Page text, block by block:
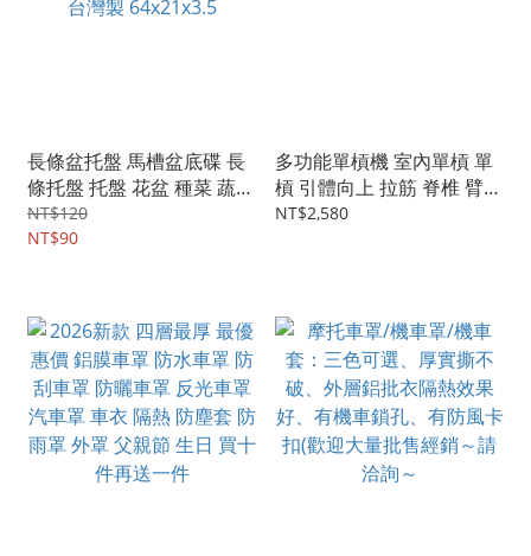
長條盆托盤 馬槽盆底碟 長
條托盤 托盤 花盆 種菜 蔬菜
加厚PP 耐熱耐酸鹼材質 台
灣製 64x21x3.5
NT$120
NT$90
多功能單槓機 室內單槓 單
槓 引體向上 拉筋 脊椎 臂力
訓練 增高 健身器材
NT$2,580